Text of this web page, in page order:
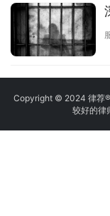
Copyright © 2024 律荐®
较好的律